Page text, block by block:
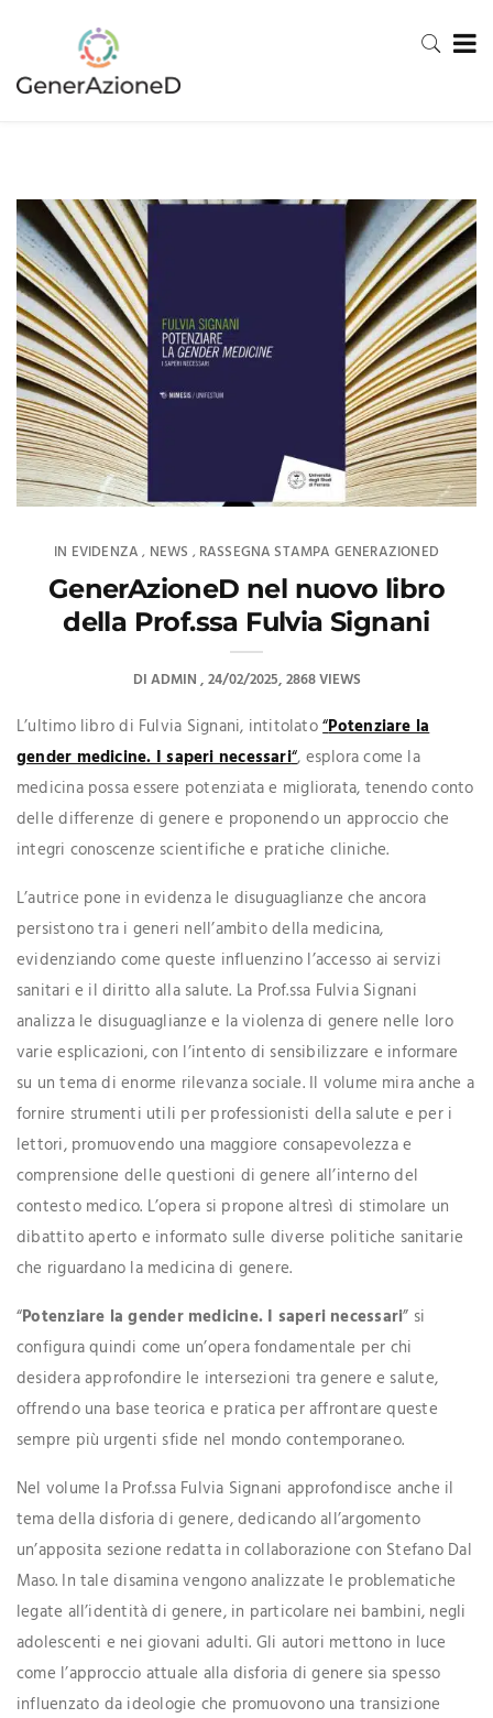
IN EVIDENZA , NEWS , RASSEGNA STAMPA GENERAZIONED
GenerAzioneD nel nuovo libro
della Prof.ssa Fulvia Signani
DIADMIN 24/02/2025 2868 VIEWS
L’ultimo libro di Fulvia Signani, intitolato“Potenziare la
gender medicine. I saperi necessari“, esplora come la
medicina possa essere potenziata e migliorata, tenendo conto
delle differenze di genere e proponendo un approccio che
integri conoscenze scientifiche e pratiche cliniche.
L’autrice pone in evidenza le disuguaglianze che ancora
persistono tra i generi nell’ambito della medicina,
evidenziando come queste influenzino l’accesso ai servizi
sanitari e il diritto alla salute. La Prof.ssa Fulvia Signani
analizza le disuguaglianze e la violenza di genere nelle loro
varie esplicazioni, con l’intento di sensibilizzare e informare
su un tema di enorme rilevanza sociale. Il volume mira anche a
fornire strumenti utili per professionisti della salute e per i
lettori, promuovendo una maggiore consapevolezza e
comprensione delle questioni di genere all’interno del
contesto medico. L’opera si propone altresì di stimolare un
dibattito aperto e informato sulle diverse politiche sanitarie
che riguardano la medicina di genere.
“Potenziare la gender medicine. I saperi necessari” si
configura quindi come un’opera fondamentale per chi
desidera approfondire le intersezioni tra genere e salute,
offrendo una base teorica e pratica per affrontare queste
sempre più urgenti sfide nel mondo contemporaneo.
Nel volume la Prof.ssa Fulvia Signani approfondisce anche il
tema della disforia di genere, dedicando all’argomento
un’apposita sezione redatta in collaborazione con Stefano Dal
Maso. In tale disamina vengono analizzate le problematiche
legate all’identità di genere, in particolare nei bambini, negli
adolescenti e nei giovani adulti. Gli autori mettono in luce
come l’approccio attuale alla disforia di genere sia spesso
influenzato da ideologie che promuovono una transizione